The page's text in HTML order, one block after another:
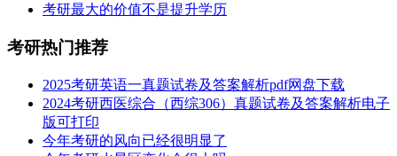
考研最大的价值不是提升学历
考研热门推荐
2025考研英语一真题试卷及答案解析pdf网盘下载
2024考研西医综合（西综306）真题试卷及答案解析电子
版可打印
今年考研的风向已经很明显了